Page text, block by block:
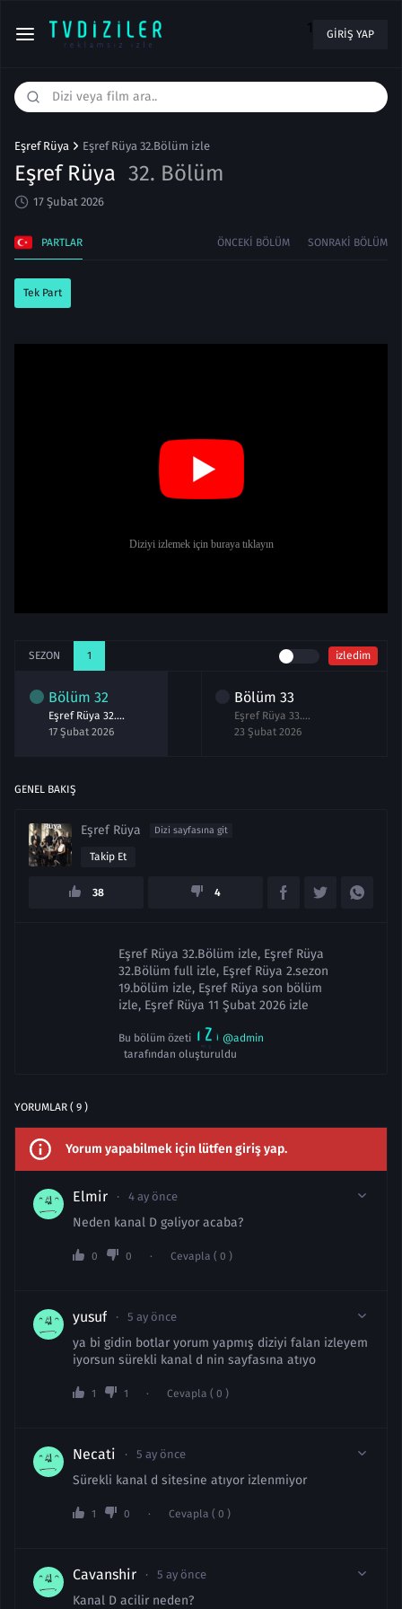
1 GIRIŞ YAP
Eşref Rüya Eşref Rüya 32.Bölüm izle
Eşref Rüya 32. Bölüm
17 Şubat 2026
PARTLAR ÖNCEKI BÖLÜM SONRAKI BÖLÜM
Tek Part
SEZON 1 izledim
Bölüm 32
Eşref Rüya 32.Bölüm izle
17 Şubat 2026
Bölüm 33
Eşref Rüya 33.Bölüm Full izle
23 Şubat 2026
GENEL BAKIŞ
Eşref Rüya Dizi sayfasına git
Takip Et
38 4
Eşref Rüya 32.Bölüm izle, Eşref Rüya
32.Bölüm full izle, Eşref Rüya 2.sezon
19.bölüm izle, Eşref Rüya son bölüm
izle, Eşref Rüya 11 Şubat 2026 izle
Bu bölüm özeti
@admin
tarafından oluşturuldu
YORUMLAR ( 9 )
Yorum yapabilmek için lütfen giriş yap.
Elmir 4 ay önce
Neden kanal D gəliyor acaba?
0 0 Cevapla ( 0 )
yusuf 5 ay önce
ya bi gidin botlar yorum yapmış diziyi falan izleyem
iyorsun sürekli kanal d nin sayfasına atıyo
1 1 Cevapla ( 0 )
Necati 5 ay önce
Sürekli kanal d sitesine atıyor izlenmiyor
1 0 Cevapla ( 0 )
Cavanshir 5 ay önce
Kanal D acilir neden?